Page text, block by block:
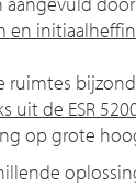
en
ruimtes
uit de ESR
op grote